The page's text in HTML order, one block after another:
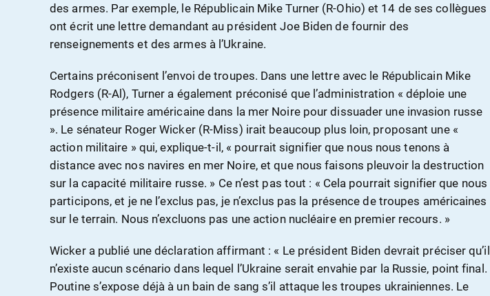
des armes. Par exemple, le Républicain Mike Turner (R-Ohio) et 14 de ses collègues
ont écrit une lettre demandant au président Joe Biden de fournir des
renseignements et des armes à l’Ukraine.
Certains préconisent l’envoi de troupes. Dans une lettre avec le Républicain Mike
Rodgers (R-Al), Turner a également préconisé que l’administration « déploie une
présence militaire américaine dans la mer Noire pour dissuader une invasion russe
». Le sénateur Roger Wicker (R-Miss) irait beaucoup plus loin, proposant une «
action militaire » qui, explique-t-il, « pourrait signifier que nous nous tenons à
distance avec nos navires en mer Noire, et que nous faisons pleuvoir la destruction
sur la capacité militaire russe. » Ce n’est pas tout : « Cela pourrait signifier que nous
participons, et je ne l’exclus pas, je n’exclus pas la présence de troupes américaines
sur le terrain. Nous n’excluons pas une action nucléaire en premier recours. »
Wicker a publié une déclaration affirmant : « Le président Biden devrait préciser qu’il
n’existe aucun scénario dans lequel l’Ukraine serait envahie par la Russie, point final.
Poutine s’expose déjà à un bain de sang s’il attaque les troupes ukrainiennes. Le